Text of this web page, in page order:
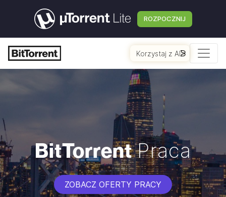
ROZPOCZNIJ
Korzystaj z AI
BitTorrent Praca
ZOBACZ OFERTY PRACY